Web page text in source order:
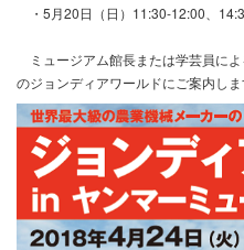
・5月20日（日）11:30-12:00、
ミュージアム館長または学芸員に
のジョンディアワールドにご案内しま